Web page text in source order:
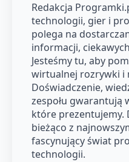
Redakcja
technologii, gier i
polega na
informacji,
Jesteśmy tu, aby
wirtualnej rozrywki i
Doświadczenie,
zespołu gwarantują
które prezentujemy.
bieżąco z
fascynujący świat
technologii.